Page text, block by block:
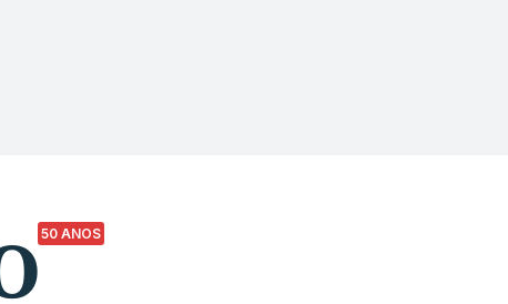
50 ANOS